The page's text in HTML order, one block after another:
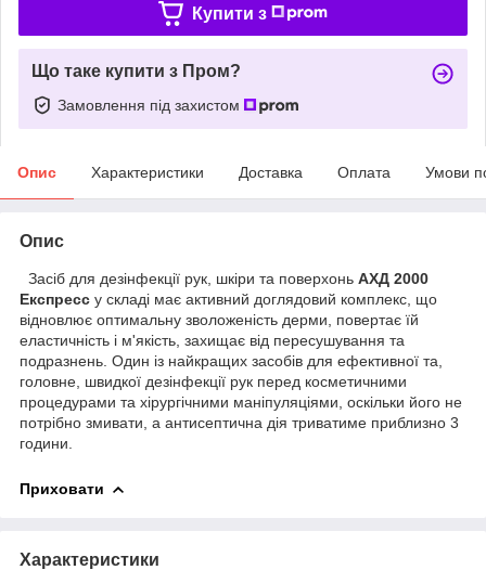
Купити з
Що таке купити з Пром?
Замовлення під захистом
Опис Характеристики Доставка Оплата Умови
Опис
Засіб для дезінфекції рук, шкіри та поверхонь АХД 2000
Експресс у складі має активний доглядовий комплекс, що
відновлює оптимальну зволоженість дерми, повертає їй
еластичність і м'якість, захищає від пересушування та
подразнень. Один із найкращих засобів для ефективної та,
головне, швидкої дезінфекції рук перед косметичними
процедурами та хірургічними маніпуляціями, оскільки його не
потрібно змивати, а антисептична дія триватиме приблизно 3
години.
Приховати
Характеристики